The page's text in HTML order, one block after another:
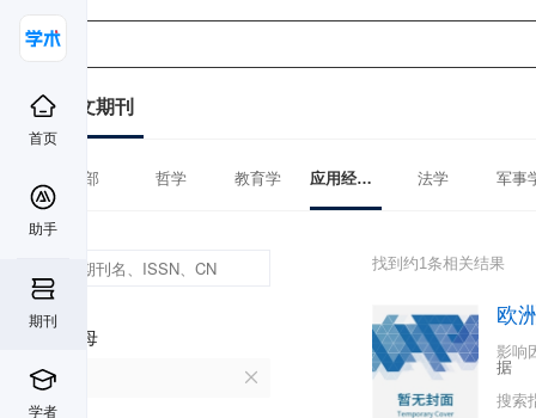
首页
助手
期刊
学者
中文期刊
全部 哲学 教育学 应用经济学 法学 军事
首字母
O
找到约1条相关结果
欧
影响
据
搜索